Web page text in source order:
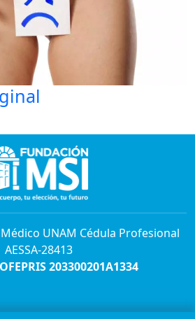
UNAM Cédula Profesional
AESSA-28413
203300201A1334